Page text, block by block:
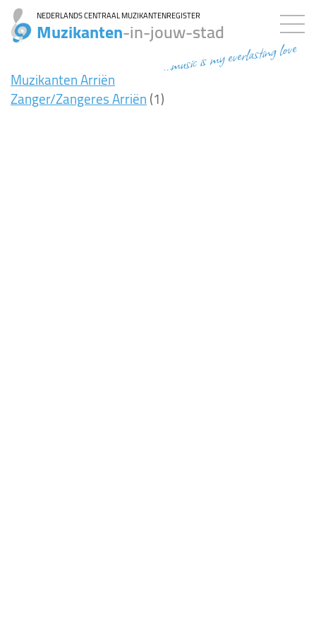
NEDERLANDS CENTRAAL MUZIKANTENREGISTER
Muzikanten-in-jouw-stad
...music is my everlasting love
Muzikanten Arriën
Zanger/Zangeres Arriën(1)